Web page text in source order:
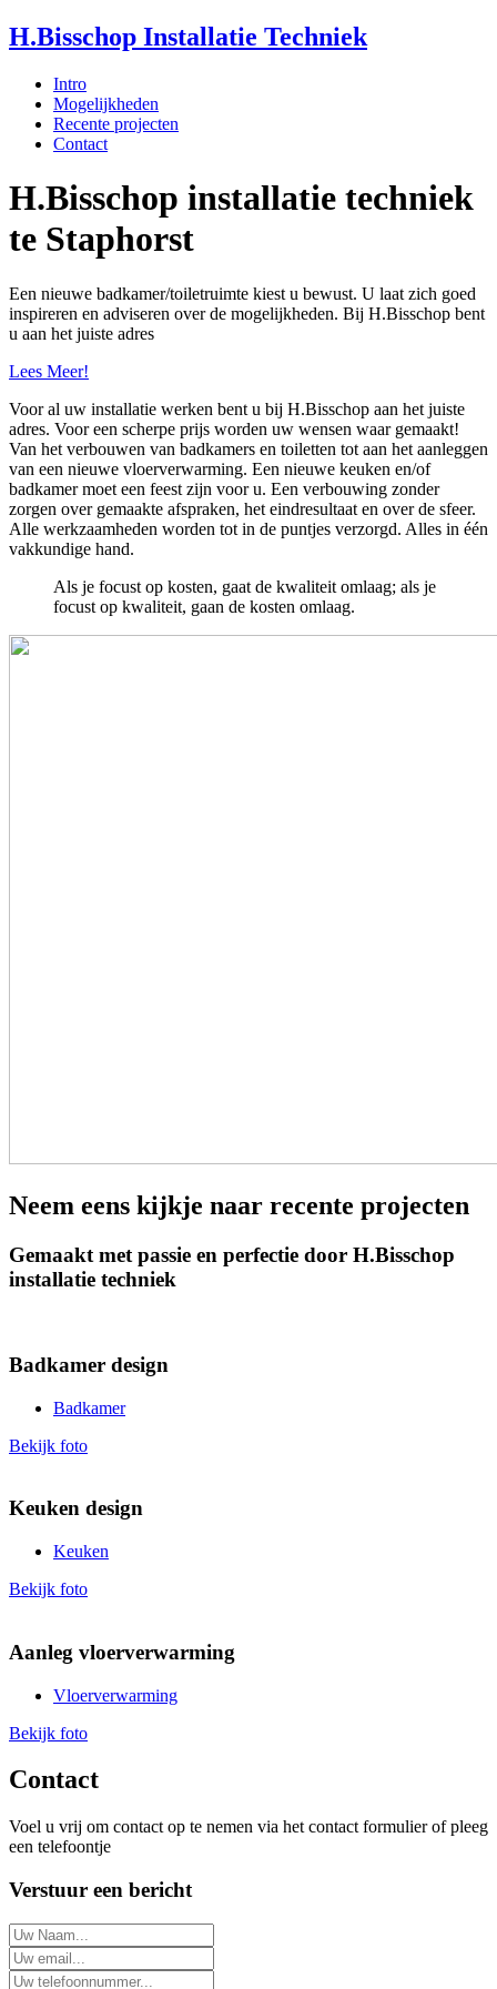
H.Bisschop Installatie Techniek
Intro
Mogelijkheden
Recente projecten
Contact
H.Bisschop installatie techniek
te Staphorst
Een nieuwe badkamer/toiletruimte kiest u bewust. U laat zich goed
inspireren en adviseren over de mogelijkheden. Bij H.Bisschop bent
u aan het juiste adres
Lees Meer!
Voor al uw installatie werken bent u bij H.Bisschop aan het juiste
adres. Voor een scherpe prijs worden uw wensen waar gemaakt!
Van het verbouwen van badkamers en toiletten tot aan het aanleggen
van een nieuwe vloerverwarming. Een nieuwe keuken en/of
badkamer moet een feest zijn voor u. Een verbouwing zonder
zorgen over gemaakte afspraken, het eindresultaat en over de sfeer.
Alle werkzaamheden worden tot in de puntjes verzorgd. Alles in één
vakkundige hand.
Als je focust op kosten, gaat de kwaliteit omlaag; als je
focust op kwaliteit, gaan de kosten omlaag.
Neem eens kijkje naar recente projecten
Gemaakt met passie en perfectie door H.Bisschop
installatie techniek
Badkamer design
Badkamer
Bekijk foto
Keuken design
Keuken
Bekijk foto
Aanleg vloerverwarming
Vloerverwarming
Bekijk foto
Contact
Voel u vrij om contact op te nemen via het contact formulier of pleeg
een telefoontje
Verstuur een bericht